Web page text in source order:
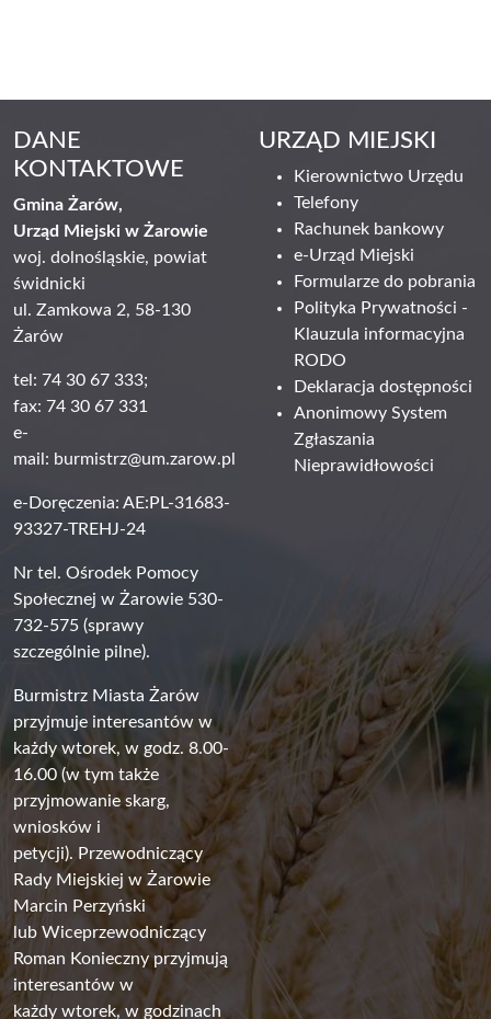
DANE
KONTAKTOWE
Gmina Żarów,
Urząd Miejski w Żarowie
woj. dolnośląskie, powiat
świdnicki
ul. Zamkowa 2, 58-130
Żarów
tel: 74 30 67 333;
fax: 74 30 67 331
e-
mail: burmistrz@um.zarow.pl
e-Doręczenia: AE:PL-31683-
93327-TREHJ-24
Nr tel. Ośrodek Pomocy
Społecznej w Żarowie 530-
732-575 (sprawy
szczególnie pilne).
Burmistrz Miasta Żarów
przyjmuje interesantów w
każdy wtorek, w godz. 8.00-
16.00 (w tym także
przyjmowanie skarg,
wniosków i
petycji). Przewodniczący
Rady Miejskiej w Żarowie
Marcin Perzyński
lub Wiceprzewodniczący
Roman Konieczny przyjmują
interesantów w
każdy wtorek, w godzinach
URZĄD MIEJSKI
Kierownictwo Urzędu
Telefony
Rachunek bankowy
e-Urząd Miejski
Formularze do pobrania
Polityka Prywatności -
Klauzula informacyjna
RODO
Deklaracja dostępności
Anonimowy System
Zgłaszania
Nieprawidłowości